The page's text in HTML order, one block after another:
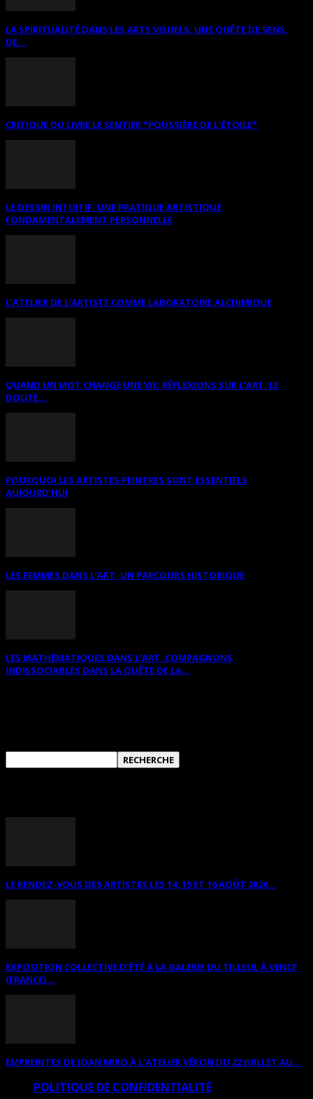
LA SPIRITUALITÉ DANS LES ARTS VISUELS: UNE QUÊTE DE SENS,
DE...
CRITIQUE DU LIVRE LE SENTIER *POUSSIÈRE DE L’ÉTOILE*
LE DESSIN INTUITIF. UNE PRATIQUE ARTISTIQUE
FONDAMENTALEMENT PERSONNELLE
L’ATELIER DE L’ARTISTE COMME LABORATOIRE ALCHIMIQUE
QUAND UN MOT CHANGE UNE VIE: RÉFLEXIONS SUR L’ART, LE
DOUTE...
POURQUOI LES ARTISTES PEINTRES SONT ESSENTIELS
AUJOURD’HUI
LES FEMMES DANS L’ART. UN PARCOURS HISTORIQUE
LES MATHÉMATIQUES DANS L’ART. COMPAGNONS
INDISSOCIABLES DANS LA QUÊTE DE LA...
LE RENDEZ-VOUS DES ARTISTES LES 14, 15 ET 16 AOÛT 2026...
EXPOSITION COLLECTIVE D’ÉTÉ À LA GALERIE DU TILLEUL À VENCE
(FRANCE)...
EMPREINTES DE JOAN MIRO À L’ATELIER VÉRON DU 22 JUILLET AU...
POLITIQUE DE CONFIDENTIALITÉ